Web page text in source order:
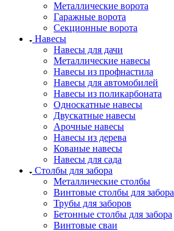
Металлические ворота
Гаражные ворота
Секционные ворота
Навесы
Навесы для дачи
Металлические навесы
Навесы из профнастила
Навесы для автомобилей
Навесы из поликарбоната
Односкатные навесы
Двускатные навесы
Арочные навесы
Навесы из дерева
Кованые навесы
Навесы для сада
Столбы для забора
Металлические столбы
Винтовые столбы для забора
Трубы для заборов
Бетонные столбы для забора
Винтовые сваи